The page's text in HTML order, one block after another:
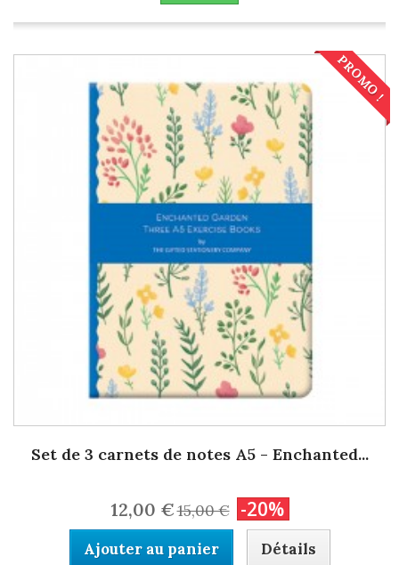
PROMO !
Set de 3 carnets de notes A5 - Enchanted...
12,00 €15,00 € -20%
Ajouter au panier Détails